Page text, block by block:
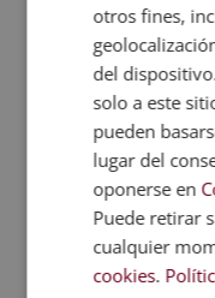
otros fines,
del
solo a este
pueden
lugar del
oponerse en
Puede retirar
cualquier
cookies.